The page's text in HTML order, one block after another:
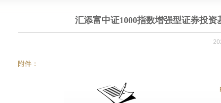
汇添富中证1000指数增强型证券投
附件：